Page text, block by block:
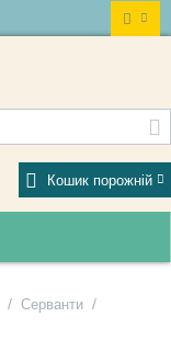
Кошик порожній
/ Серванти /